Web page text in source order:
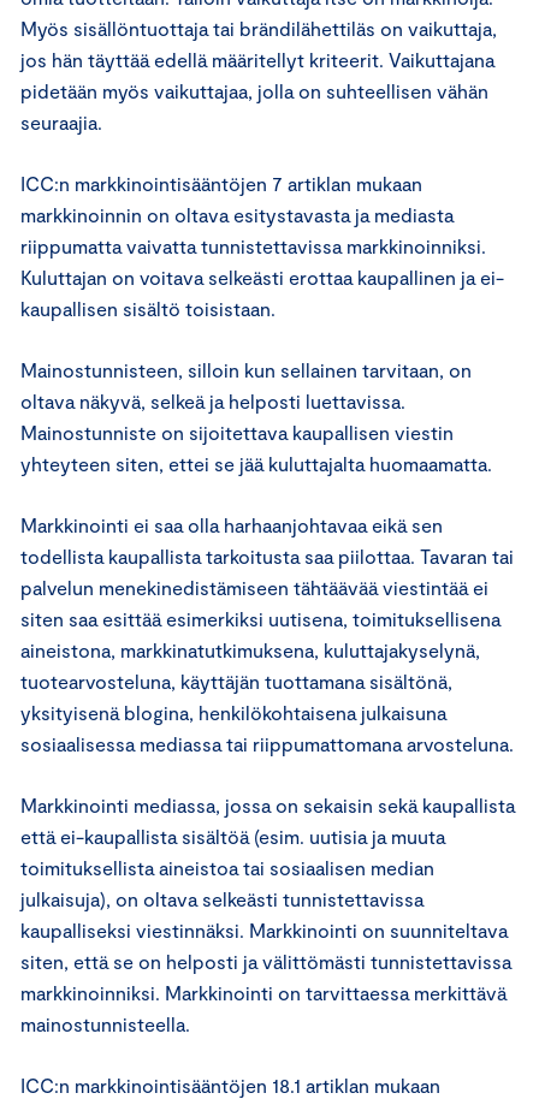
Myös sisällöntuottaja tai brändilähettiläs on vaikuttaja,
jos hän täyttää edellä määritellyt kriteerit. Vaikuttajana
pidetään myös vaikuttajaa, jolla on suhteellisen vähän
seuraajia.
ICC:n markkinointisääntöjen 7 artiklan mukaan
markkinoinnin on oltava esitystavasta ja mediasta
riippumatta vaivatta tunnistettavissa markkinoinniksi.
Kuluttajan on voitava selkeästi erottaa kaupallinen ja ei-
kaupallisen sisältö toisistaan.
Mainostunnisteen, silloin kun sellainen tarvitaan, on
oltava näkyvä, selkeä ja helposti luettavissa.
Mainostunniste on sijoitettava kaupallisen viestin
yhteyteen siten, ettei se jää kuluttajalta huomaamatta.
Markkinointi ei saa olla harhaanjohtavaa eikä sen
todellista kaupallista tarkoitusta saa piilottaa. Tavaran tai
palvelun menekinedistämiseen tähtäävää viestintää ei
siten saa esittää esimerkiksi uutisena, toimituksellisena
aineistona, markkinatutkimuksena, kuluttajakyselynä,
tuotearvosteluna, käyttäjän tuottamana sisältönä,
yksityisenä blogina, henkilökohtaisena julkaisuna
sosiaalisessa mediassa tai riippumattomana arvosteluna.
Markkinointi mediassa, jossa on sekaisin sekä kaupallista
että ei-kaupallista sisältöä (esim. uutisia ja muuta
toimituksellista aineistoa tai sosiaalisen median
julkaisuja), on oltava selkeästi tunnistettavissa
kaupalliseksi viestinnäksi. Markkinointi on suunniteltava
siten, että se on helposti ja välittömästi tunnistettavissa
markkinoinniksi. Markkinointi on tarvittaessa merkittävä
mainostunnisteella.
ICC:n markkinointisääntöjen 18.1 artiklan mukaan